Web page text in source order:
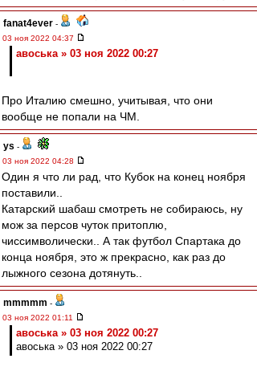
fanat4ever -
03 ноя 2022 04:37
авоська » 03 ноя 2022 00:27
Про Италию смешно, учитывая, что они
вообще не попали на ЧМ.
ys -
03 ноя 2022 04:28
Один я что ли рад, что Кубок на конец ноября
поставили..
Катарский шабаш смотреть не собираюсь, ну
мож за персов чуток притоплю,
чиссимволически.. А так футбол Спартака до
конца ноября, это ж прекрасно, как раз до
лыжного сезона дотянуть..
mmmmm -
03 ноя 2022 01:11
авоська » 03 ноя 2022 00:27
авоська » 03 ноя 2022 00:27